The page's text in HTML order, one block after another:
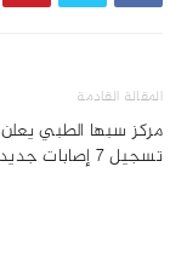
المقالة القادمة
مركز سبها الطبي
تسجيل 7 إصابات جديدة بكورونا